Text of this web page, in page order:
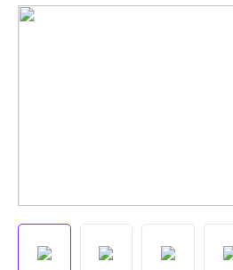
Afbeeldingengalerij overslaan